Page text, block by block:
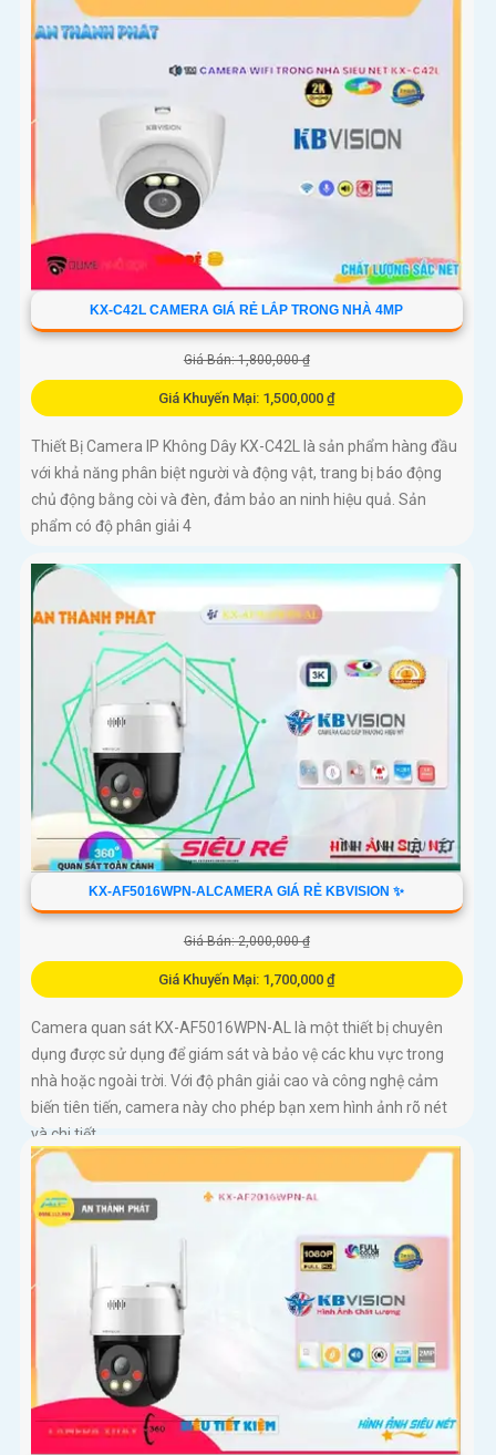
KX-C42L CAMERA GIÁ RẺ LẮP TRONG NHÀ 4MP
Giá Bán: 1,800,000 ₫
Giá Khuyến Mại: 1,500,000 ₫
Thiết Bị Camera IP Không Dây KX-C42L là sản phẩm hàng đầu
với khả năng phân biệt người và động vật, trang bị báo động
chủ động bằng còi và đèn, đảm bảo an ninh hiệu quả. Sản
phẩm có độ phân giải 4
KX-AF5016WPN-ALCAMERA GIÁ RẺ KBVISION ✨
Giá Bán: 2,000,000 ₫
Giá Khuyến Mại: 1,700,000 ₫
Camera quan sát KX-AF5016WPN-AL là một thiết bị chuyên
dụng được sử dụng để giám sát và bảo vệ các khu vực trong
nhà hoặc ngoài trời. Với độ phân giải cao và công nghệ cảm
biến tiên tiến, camera này cho phép bạn xem hình ảnh rõ nét
và chi tiết